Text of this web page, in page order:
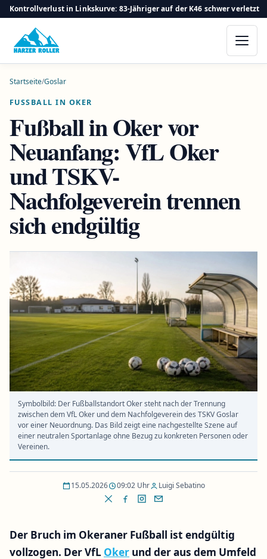
Kontrollverlust in Linkskurve: 83-Jähriger auf der K46 schwer verletzt
Startseite/Goslar
FUSSBALL IN OKER
Fußball in Oker vor
Neuanfang: VfL Oker
und TSKV-
Nachfolgeverein trennen
sich endgültig
Symbolbild: Der Fußballstandort Oker steht nach der Trennung
zwischen dem VfL Oker und dem Nachfolgeverein des TSKV Goslar
vor einer Neuordnung. Das Bild zeigt eine nachgestellte Szene auf
einer neutralen Sportanlage ohne Bezug zu konkreten Personen oder
Vereinen.
15.05.2026 09:02 Uhr Luigi Sebatino
Der Bruch im Okeraner Fußball ist endgültig
vollzogen. Der VfL Oker und der aus dem Umfeld